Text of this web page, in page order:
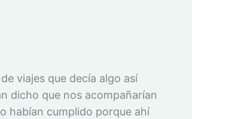
viajes que decía algo así
dicho que nos acompañarían
habían cumplido porque ahí